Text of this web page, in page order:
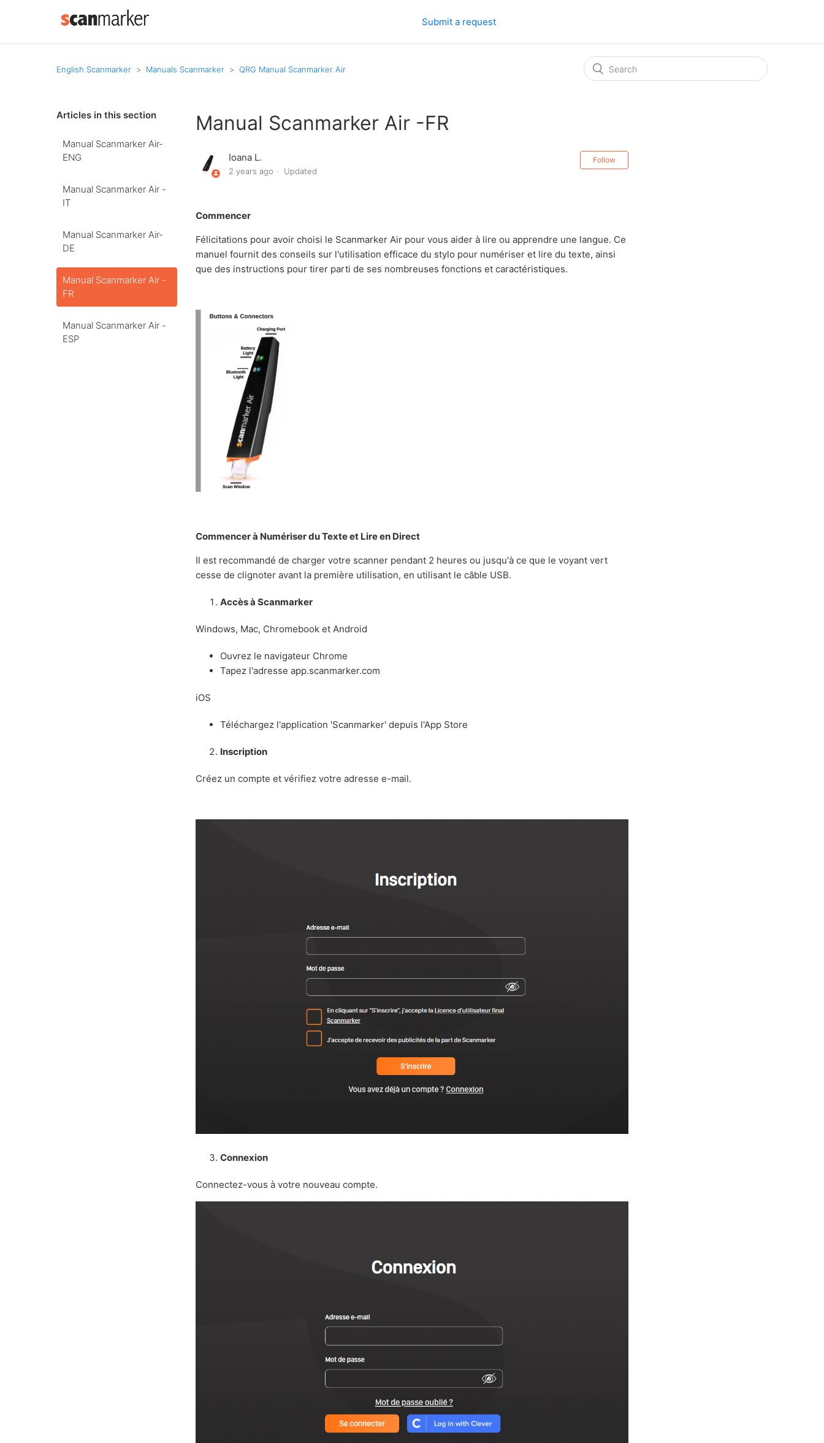
Submit a request
English Scanmarker Manuals Scanmarker QRG Manual Scanmarker Air
Articles in this section
Manual Scanmarker Air-
ENG
Manual Scanmarker Air -
IT
Manual Scanmarker Air-
DE
Manual Scanmarker Air -
FR
Manual Scanmarker Air -
ESP
Manual Scanmarker Air -FR
Ioana L.
2 years ago Updated
Follow
Commencer
Félicitations pour avoir choisi le Scanmarker Air pour vous aider à lire ou apprendre une langue. Ce
manuel fournit des conseils sur l'utilisation efficace du stylo pour numériser et lire du texte, ainsi
que des instructions pour tirer parti de ses nombreuses fonctions et caractéristiques.
Commencer à Numériser du Texte et Lire en Direct
Il est recommandé de charger votre scanner pendant 2 heures ou jusqu'à ce que le voyant vert
cesse de clignoter avant la première utilisation, en utilisant le câble USB.
Accès à Scanmarker
Windows, Mac, Chromebook et Android
Ouvrez le navigateur Chrome
Tapez l'adresse app.scanmarker.com
iOS
Téléchargez l'application 'Scanmarker' depuis l'App Store
Inscription
Créez un compte et vérifiez votre adresse e-mail.
Connexion
Connectez-vous à votre nouveau compte.